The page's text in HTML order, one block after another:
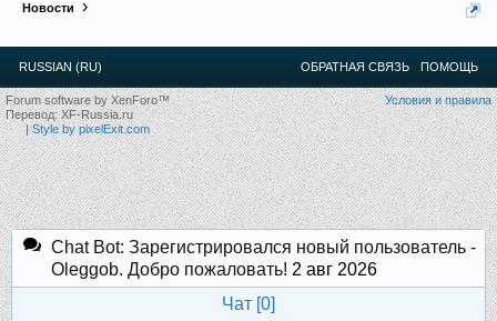
Новости
RUSSIAN (RU) ОБРАТНАЯ СВЯЗЬ ПОМОЩЬ
Условия и правила
Forum software by XenForo™
Перевод:XF-Russia.ru
|Style by pixelExit.com
Chat Bot: Зарегистрировался новый пользователь -
Oleggob. Добро пожаловать! 2 авг 2026
Чат [0]